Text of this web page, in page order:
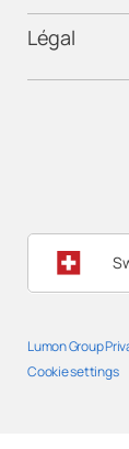
Légal
Lumon Group
Cookie settings